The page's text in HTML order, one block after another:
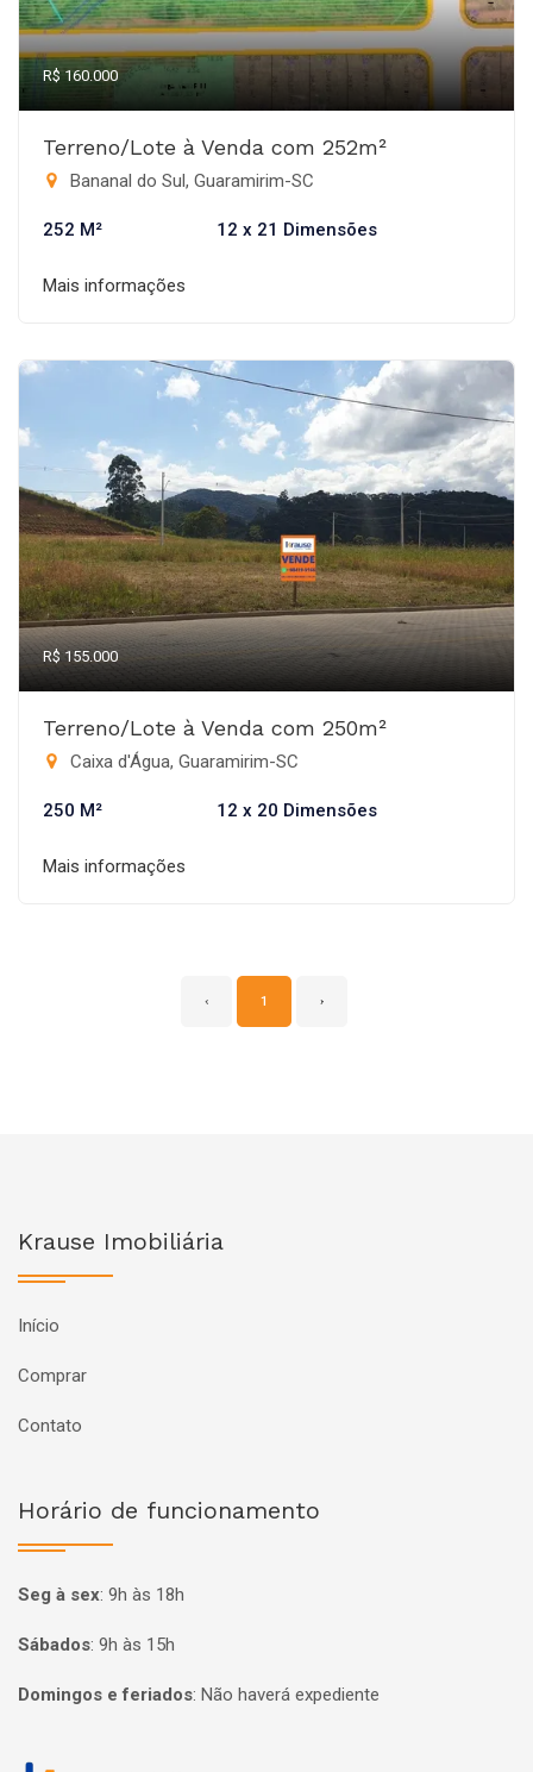
R$ 160.000
Terreno/Lote à Venda com 252m²
Bananal do Sul, Guaramirim-SC
252 M² 12 x 21 Dimensões
Mais informações
R$ 155.000
Terreno/Lote à Venda com 250m²
Caixa d'Água, Guaramirim-SC
250 M² 12 x 20 Dimensões
Mais informações
‹ 1 ›
Krause Imobiliária
Início
Comprar
Contato
Horário de funcionamento
Seg à sex: 9h às 18h
Sábados: 9h às 15h
Domingos e feriados: Não haverá expediente